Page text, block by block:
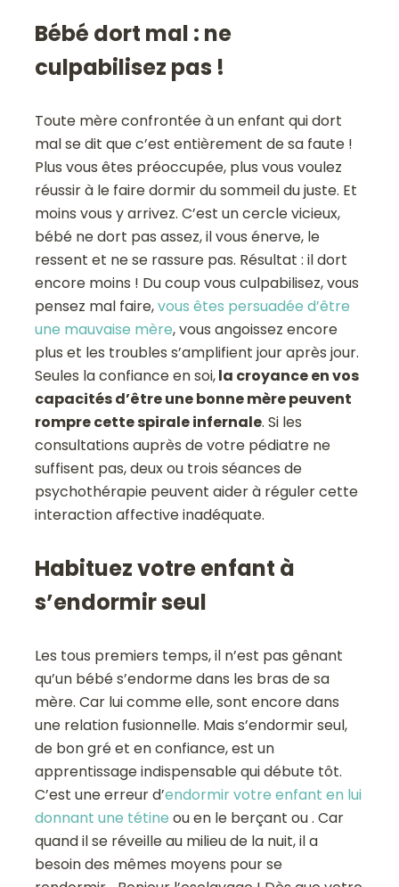
Bébé dort mal : ne
culpabilisez pas !
Toute mère confrontée à un enfant qui dort
mal se dit que c’est entièrement de sa faute !
Plus vous êtes préoccupée, plus vous voulez
réussir à le faire dormir du sommeil du juste. Et
moins vous y arrivez. C’est un cercle vicieux,
bébé ne dort pas assez, il vous énerve, le
ressent et ne se rassure pas. Résultat : il dort
encore moins ! Du coup vous culpabilisez, vous
pensez mal faire,vous êtes persuadée d’être
une mauvaise mère, vous angoissez encore
plus et les troubles s’amplifient jour après jour.
Seules la confiance en soi,la croyance en vos
capacités d’être une bonne mère peuvent
rompre cette spirale infernale. Si les
consultations auprès de votre pédiatre ne
suffisent pas, deux ou trois séances de
psychothérapie peuvent aider à réguler cette
interaction affective inadéquate.
Habituez votre enfant à
s’endormir seul
Les tous premiers temps, il n’est pas gênant
qu’un bébé s’endorme dans les bras de sa
mère. Car lui comme elle, sont encore dans
une relation fusionnelle. Mais s’endormir seul,
de bon gré et en confiance, est un
apprentissage indispensable qui débute tôt.
C’est une erreur d’endormir votre enfant en lui
donnant une tétine ou en le berçant ou . Car
quand il se réveille au milieu de la nuit, il a
besoin des mêmes moyens pour se